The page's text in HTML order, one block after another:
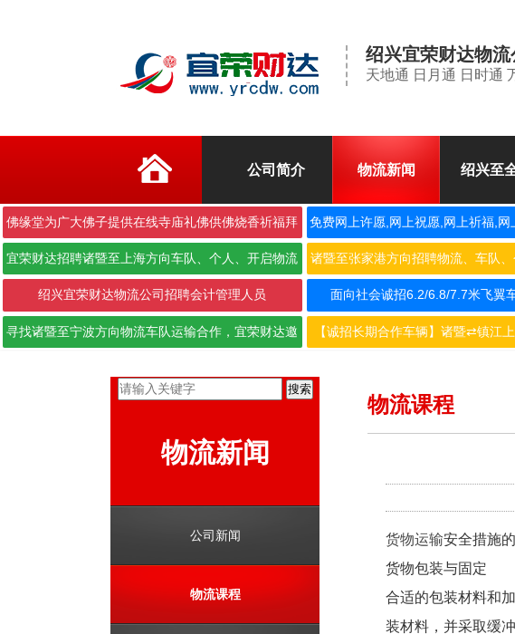
绍兴宜荣财达物流
天地通 日月通 日时通
公司简介 物流新闻 绍兴至
佛缘堂为广大佛子提供在线寺庙礼佛供佛烧香祈福拜
佛
免费网上许愿,网上祝愿,网上祈福,网
宜荣财达招聘诸暨至上海方向车队、个人、开启物流
合作···
诸暨至张家港方向招聘物流、车队
期合···
绍兴宜荣财达物流公司招聘会计管理人员 面向社会诚招6.2/6.8/7.7米飞翼
寻找诸暨至宁波方向物流车队运输合作，宜荣财达邀 【诚招长期合作车辆】诸暨⇄镇江
搜索
物流新闻
公司新闻
物流课程
物流课程
货物运输安全措施
货物包装与固定
合适的包装材料和
装材料，并采取缓冲